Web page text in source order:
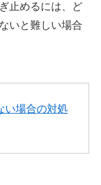
止めるには、ど
いと難しい場合
い場合の対処